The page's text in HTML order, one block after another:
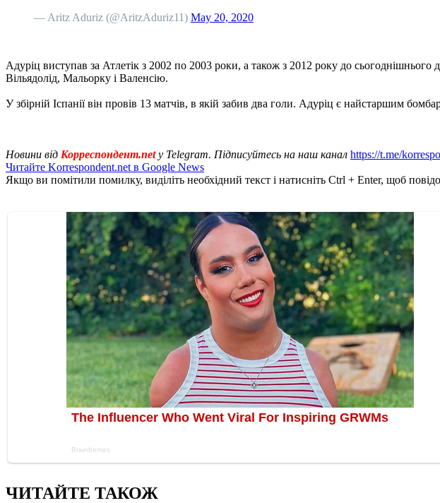
— Aritz Aduriz (@AritzAduriz11) May 20, 2020
Адуріц виступав за Атлетік з 2002 по 2003 роки, а також з 2012 року до
Вільядолід, Мальорку і Валенсію.
У збірній Іспанії він провів 13 матчів, в якій забив два голи. Адуріц є найстаршим
Новини від Корреспондент.net у Telegram. Підписуйтесь на наш канал https://t.me/
Читайте Korrespondent.net в Google News
Якщо ви помітили помилку, виділіть необхідний текст і натисніть Ctrl + Enter, щоб
ЧИТАЙТЕ ТАКОЖ